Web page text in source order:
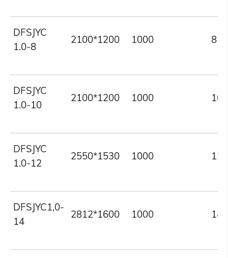
DFSJYC
1.0-8
2100*1200 1000 8
DFSJYC
1.0-10
2100*1200 1000 10
DFSJYC
1.0-12
2550*1530 1000 12
DFSJYC1,0-
14
2812*1600 1000 14